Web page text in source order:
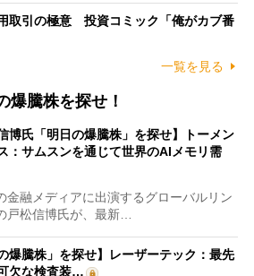
取引の極意 投資コミック「俺がカブ番
一覧を見る
爆騰株を探せ！
博氏「明日の爆騰株」を探せ】トーメン
：サムスンを通じて世界のAIメモリ需
融メディアに出演するグローバルリン
戸松信博氏が、最新…
爆騰株」を探せ】レーザーテック：最先
欠な検査装…